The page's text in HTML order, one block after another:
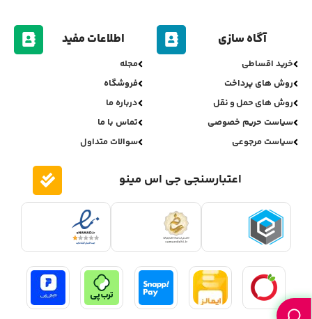
آگاه سازی
خرید اقساطی
روش های پرداخت
روش های حمل و نقل
سیاست حریم خصوصی
سیاست مرجوعی
اطلاعات مفید
مجله
فروشگاه
درباره ما
تماس با ما
سوالات متداول
اعتبارسنجی جی اس مینو